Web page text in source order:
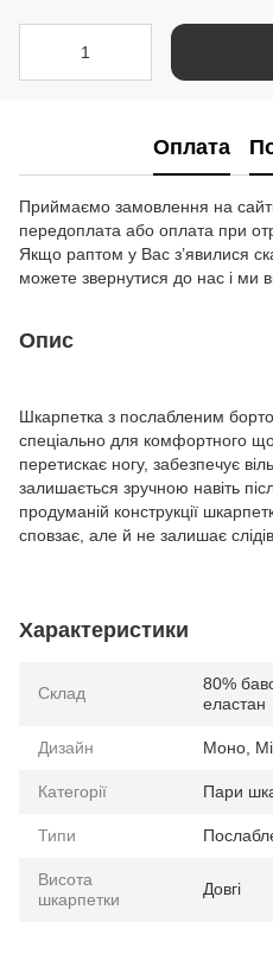
Оплата
Приймаємо замовлення на сайті
передоплата або оплата при
Якщо раптом у Вас з’явилися
можете звернутися до нас і ми
Опис
Шкарпетка з послабленим
спеціально для комфортного
перетискає ногу, забезпечує
залишається зручною навіть
продуманій конструкції
сповзає, але й не залишає слідів
Характеристики
Склад
80%
еластан
Дизайн Моно,
Категорії Пари
Типи
Висота
шкарпетки
Довгі